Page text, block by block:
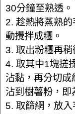
30分鐘至熟透。
2. 趁熱將蒸熟
動攪拌成糰。
3. 取出粉糰再稍
4. 取其中1塊搓
沾黏，再分切
沾到樹薯粉，即
5. 取篩網，放